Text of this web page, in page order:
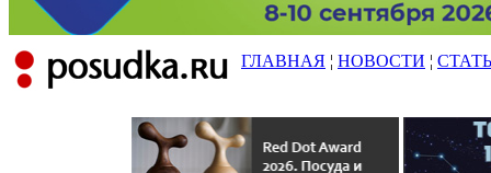
ГЛАВНАЯ ¦ НОВОСТИ ¦